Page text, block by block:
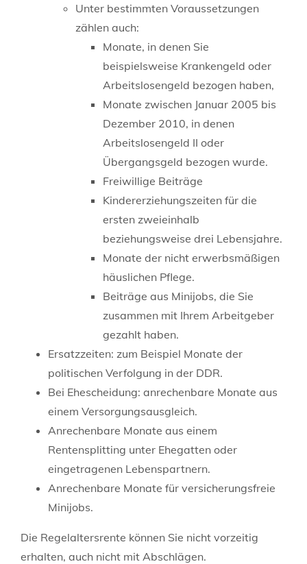
Unter bestimmten Voraussetzungen
zählen auch:
Monate, in denen Sie
beispielsweise Krankengeld oder
Arbeitslosengeld bezogen haben,
Monate zwischen Januar 2005 bis
Dezember 2010, in denen
Arbeitslosengeld II oder
Übergangsgeld bezogen wurde.
Freiwillige Beiträge
Kindererziehungszeiten für die
ersten zweieinhalb
beziehungsweise drei Lebensjahre.
Monate der nicht erwerbsmäßigen
häuslichen Pflege.
Beiträge aus Minijobs, die Sie
zusammen mit Ihrem Arbeitgeber
gezahlt haben.
Ersatzzeiten: zum Beispiel Monate der
politischen Verfolgung in der DDR.
Bei Ehescheidung: anrechenbare Monate aus
einem Versorgungsausgleich.
Anrechenbare Monate aus einem
Rentensplitting unter Ehegatten oder
eingetragenen Lebenspartnern.
Anrechenbare Monate für versicherungsfreie
Minijobs.
Die Regelaltersrente können Sie nicht vorzeitig
erhalten, auch nicht mit Abschlägen.